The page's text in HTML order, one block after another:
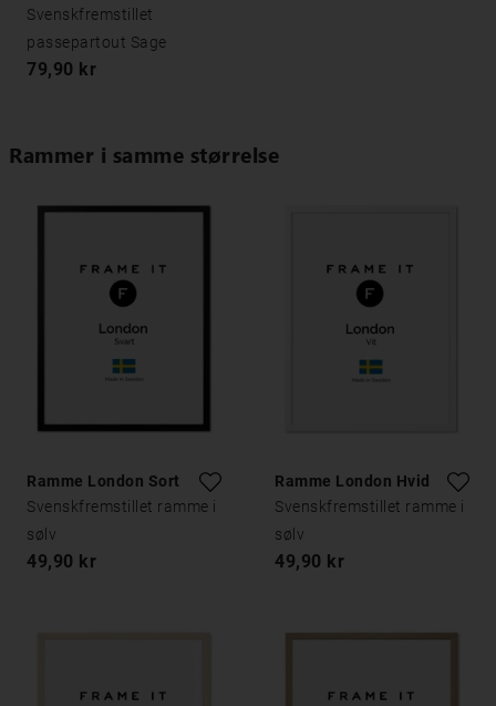
Svenskfremstillet
passepartout Sage
79,90 kr
Rammer i samme størrelse
Ramme London Sort
Svenskfremstillet ramme i
sølv
49,90 kr
Ramme London Hvid
Svenskfremstillet ramme i
sølv
49,90 kr